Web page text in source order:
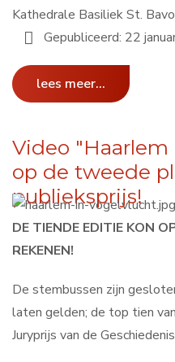
Kathedrale Basiliek St.
Gepubliceerd: 22
lees meer...
Video
op de tweede
publieksprijs!
DE TIENDE EDITIE KON
REKENEN!
De stembussen zijn
laten gelden; de top tien
Juryprijs van de